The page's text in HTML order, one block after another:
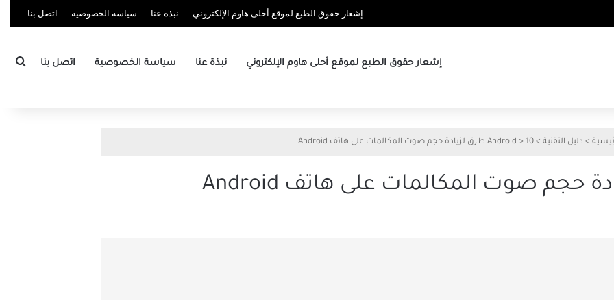
إشعار حقوق الطبع لموقع أحلى هاوم الإلكتروني نبذة عنا سياسة الخصوصية اتصل بنا
إشعار حقوق الطبع لموقع أحلى هاوم الإلكتروني نبذة عنا سياسة الخصوصية اتصل بنا
> دليل التقنية >
Android > 10 طرق لزيادة حجم صوت المكالمات على هاتف Android